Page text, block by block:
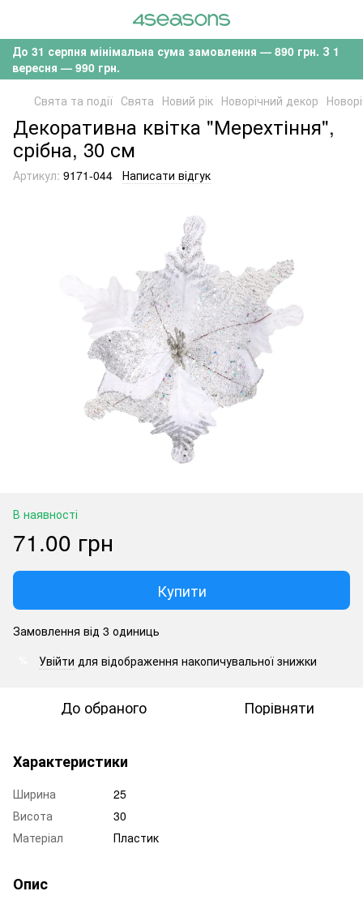
До 31 серпня мінімальна сума замовлення — 890 грн. З 1
вересня — 990 грн.
Свята та події Свята Новий рік Новорічний декор
Декоративна квітка "Мерехтіння",
срібна, 30 см
Артикул: 9171-044 Написати відгук
В наявності
71.00 грн
Купити
Замовлення від 3 одиниць
Увійти для відображення накопичувальної знижки
До обраного Порівняти
Характеристики
Ширина
25
Висота
30
Матеріал
Пластик
Опис